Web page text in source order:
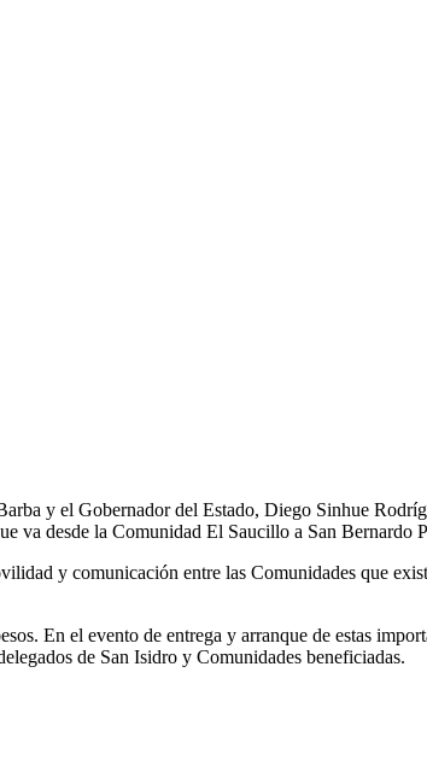
y el Gobernador del Estado, Diego Sinhue
va desde la Comunidad El Saucillo a San Bernardo
y comunicación entre las Comunidades que
En el evento de entrega y arranque de estas
de San Isidro y Comunidades beneficiadas.